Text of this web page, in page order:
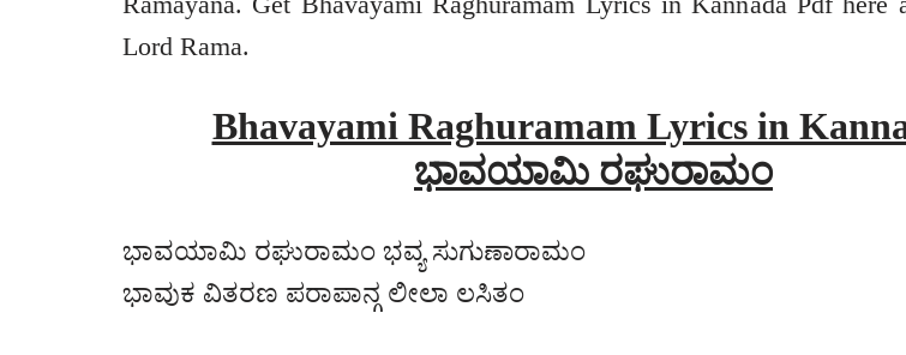
Lord Rama.
Bhavayami Raghuramam Lyrics in
ಭಾವಯಾಮಿ ರಘುರಾಮಂ
ಭಾವಯಾಮಿ ರಘುರಾಮಂ ಭವ್ಯ ಸುಗುಣಾರಾಮಂ
ಭಾವುಕ ವಿತರಣ ಪರಾಪಾನ್ಗ ಲೀಲಾ ಲಸಿತಂ